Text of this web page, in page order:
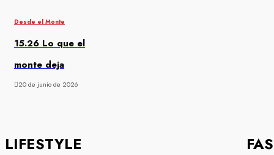
Desde el Monte
15.26 Lo que el
monte deja
20 de junio de 2026
LIFESTYLE